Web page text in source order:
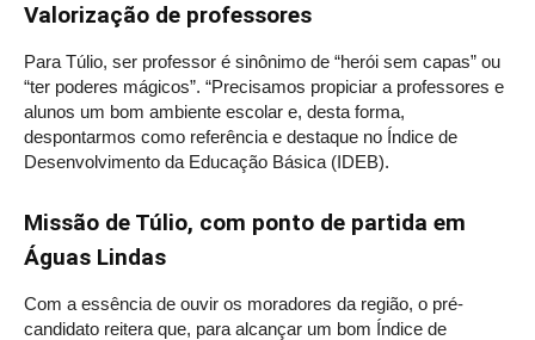
Valorização de professores
Para Túlio, ser professor é sinônimo de “herói sem capas” ou
“ter poderes mágicos”. “Precisamos propiciar a professores e
alunos um bom ambiente escolar e, desta forma,
despontarmos como referência e destaque no Índice de
Desenvolvimento da Educação Básica (IDEB).
Missão de Túlio, com ponto de partida em
Águas Lindas
Com a essência de ouvir os moradores da região, o pré-
candidato reitera que, para alcançar um bom Índice de